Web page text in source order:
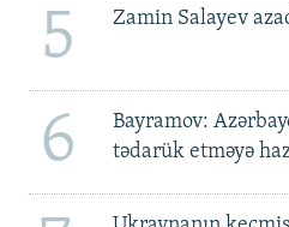
5 Zamin Salayev
6
Bayramov:
tədarük etməyə